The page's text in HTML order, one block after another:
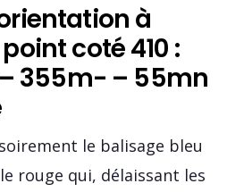
à
coté 410 :
355m- – 55mn
le balisage bleu
rouge qui, délaissant les